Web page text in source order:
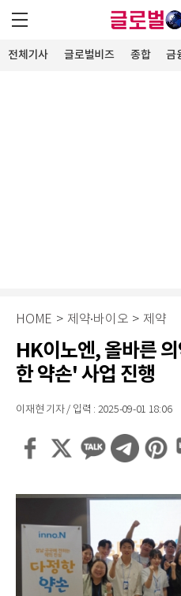
전체기사 글로벌비즈 종합 금
HOME > 제약∙바이오 > 제약
HK이노엔, 올바른
한 약손' 사업 진행
이재현 기자 / 입력 : 2025-09-01 18:06